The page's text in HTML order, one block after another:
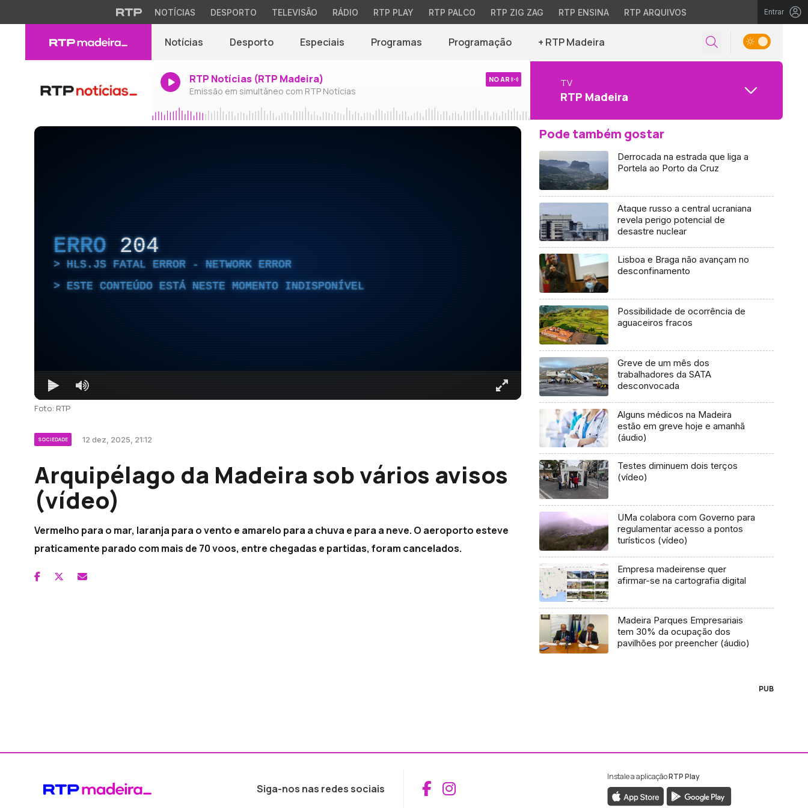
NOTÍCIAS DESPORTO TELEVISÃO RÁDIO RTP PLAY RTP PALCO RTP ZIG ZAG RTP ENSINA RTP ARQUIVOS Entrar
Notícias Desporto Especiais Programas Programação + RTP Madeira
RTP Notícias (RTP Madeira)
Emissão em simultâneo com RTP Notícias
NO AR TV
RTP Madeira
ERRO 204
HLS.JS FATAL ERROR - NETWORK ERROR
ESTE CONTEÚDO ESTÁ NESTE MOMENTO INDISPONÍVEL
Foto: RTP
SOCIEDADE 12 dez, 2025, 21:12
Arquipélago da Madeira sob vários avisos
(vídeo)
Vermelho para o mar, laranja para o vento e amarelo para a chuva e para a neve. O aeroporto esteve
praticamente parado com mais de 70 voos, entre chegadas e partidas, foram cancelados.
Pode também gostar
Derrocada na estrada que liga a
Portela ao Porto da Cruz
Ataque russo a central ucraniana
revela perigo potencial de
desastre nuclear
Lisboa e Braga não avançam no
desconfinamento
Possibilidade de ocorrência de
aguaceiros fracos
Greve de um mês dos
trabalhadores da SATA
desconvocada
Alguns médicos na Madeira
estão em greve hoje e amanhã
(áudio)
Testes diminuem dois terços
(vídeo)
UMa colabora com Governo para
regulamentar acesso a pontos
turísticos (vídeo)
Empresa madeirense quer
afirmar-se na cartografia digital
Madeira Parques Empresariais
tem 30% da ocupação dos
pavilhões por preencher (áudio)
PUB
Siga-nos nas redes sociais Aceder ao Facebook da RTP Madeira
Aceder ao Instagram da RTP Madeira
Instale a aplicaçãoRTP Play